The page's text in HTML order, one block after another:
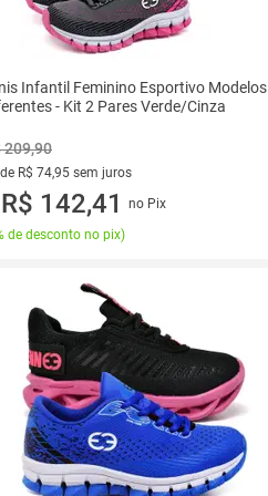
Infantil Feminino Esportivo Modelos
- Kit 2 Pares Verde/Cinza
209,90
R$ 74,95 sem juros
de R$ 74,95 sem juros
R$ 142,41
no Pix
de desconto no pix)